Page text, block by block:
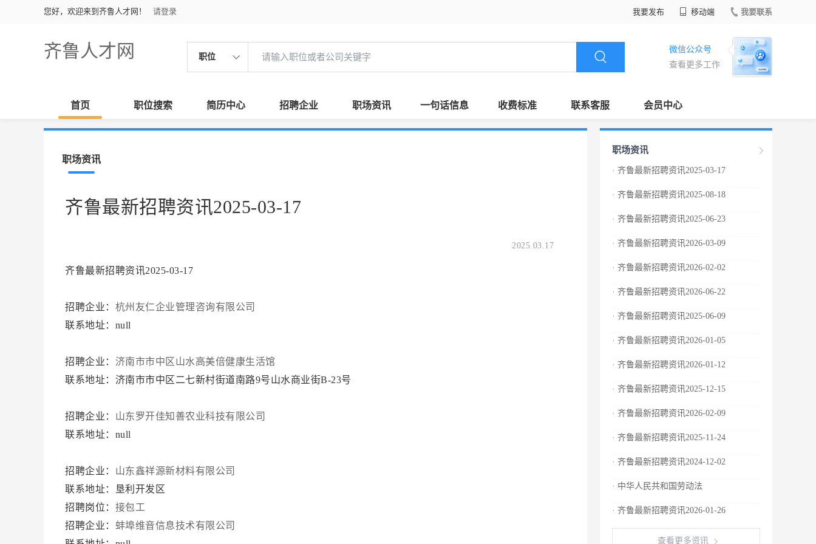
您好，欢迎来到齐鲁人才网！ 请登录 我要发布 移动端 我要联系
齐鲁人才网 职位
微信公众号
查看更多工作
首页 职位搜索 简历中心 招聘企业 职场资讯 一句话信息 收费标准 联系客服 会员中心
职场资讯
齐鲁最新招聘资讯2025-03-17
2025.03.17
齐鲁最新招聘资讯2025-03-17
招聘企业： 杭州友仁企业管理咨询有限公司
联系地址：null
招聘企业： 济南市市中区山水高美倍健康生活馆
联系地址：济南市市中区二七新村街道南路9号山水商业街B-23号
招聘企业： 山东罗开佳知善农业科技有限公司
联系地址：null
招聘企业： 山东鑫祥源新材料有限公司
联系地址：垦利开发区
招聘岗位： 接包工
招聘企业： 蚌埠维音信息技术有限公司
职场资讯
· 齐鲁最新招聘资讯2025-03-17
· 齐鲁最新招聘资讯2025-08-18
· 齐鲁最新招聘资讯2025-06-23
· 齐鲁最新招聘资讯2026-03-09
· 齐鲁最新招聘资讯2026-02-02
· 齐鲁最新招聘资讯2026-06-22
· 齐鲁最新招聘资讯2025-06-09
· 齐鲁最新招聘资讯2026-01-05
· 齐鲁最新招聘资讯2026-01-12
· 齐鲁最新招聘资讯2025-12-15
· 齐鲁最新招聘资讯2026-02-09
· 齐鲁最新招聘资讯2025-11-24
· 齐鲁最新招聘资讯2024-12-02
· 中华人民共和国劳动法
· 齐鲁最新招聘资讯2026-01-26
查看更多资讯